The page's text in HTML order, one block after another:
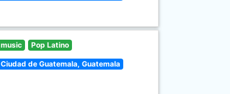
music Pop Latino
Ciudad de Guatemala, Guatemala